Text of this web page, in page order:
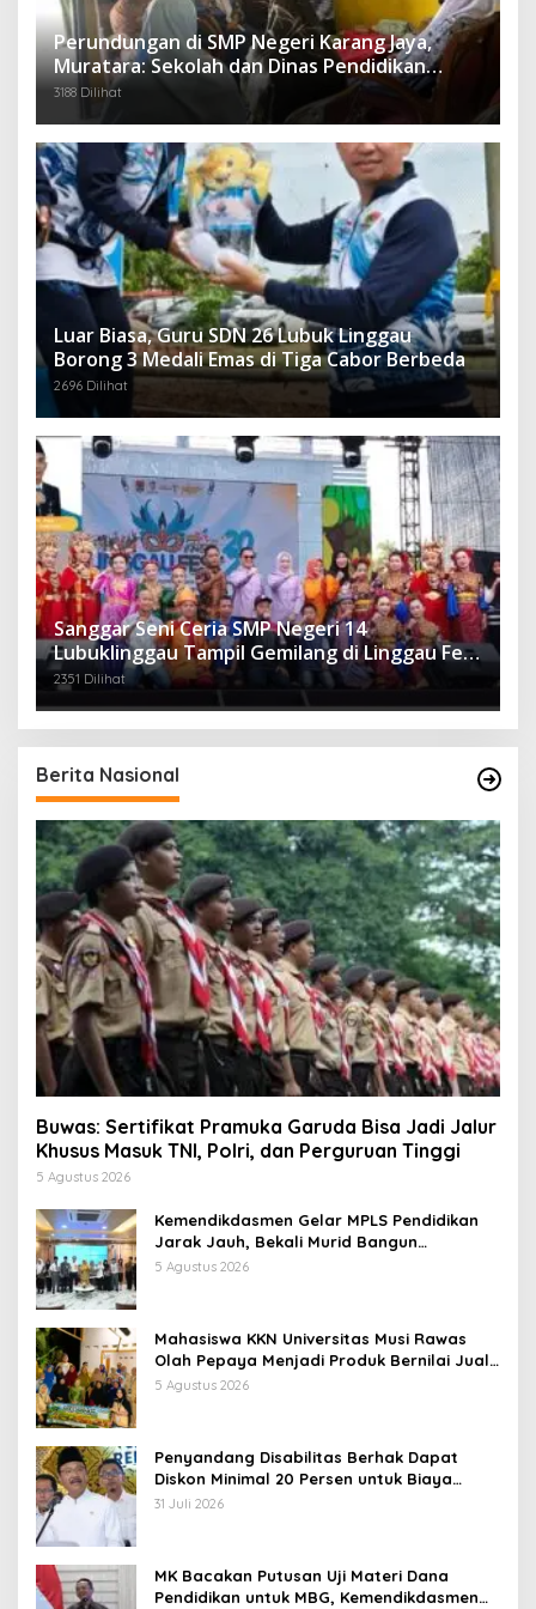
Perundungan di SMP Negeri Karang Jaya,
Muratara: Sekolah dan Dinas Pendidikan
Langsung Ambil Tindakan Tegas
3188 Dilihat
Luar Biasa, Guru SDN 26 Lubuk Linggau
Borong 3 Medali Emas di Tiga Cabor Berbeda
2696 Dilihat
Sanggar Seni Ceria SMP Negeri 14
Lubuklinggau Tampil Gemilang di Linggau Fest
2025
2351 Dilihat
Berita Nasional
Buwas: Sertifikat Pramuka Garuda Bisa Jadi Jalur
Khusus Masuk TNI, Polri, dan Perguruan Tinggi
5 Agustus 2026
Kemendikdasmen Gelar MPLS Pendidikan
Jarak Jauh, Bekali Murid Bangun
Kemandirian Belajar
5 Agustus 2026
Mahasiswa KKN Universitas Musi Rawas
Olah Pepaya Menjadi Produk Bernilai Jual
Tinggi, Dorong UMKM Desa Air Satan
5 Agustus 2026
Penyandang Disabilitas Berhak Dapat
Diskon Minimal 20 Persen untuk Biaya
Sekolah dan Kuliah
31 Juli 2026
MK Bacakan Putusan Uji Materi Dana
Pendidikan untuk MBG, Kemendikdasmen